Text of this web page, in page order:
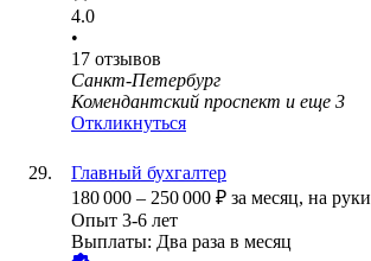
4.0
•
17 отзывов
Санкт-Петербург
Комендантский проспект и еще 3
Откликнуться
Главный бухгалтер
180 000 – 250 000 ₽ за месяц, на руки
Опыт 3-6 лет
Выплаты: Два раза в месяц